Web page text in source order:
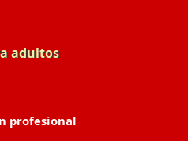
adultos
profesional